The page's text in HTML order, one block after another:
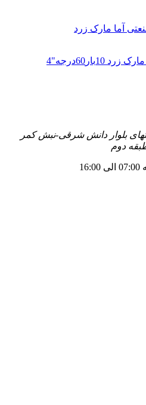
بلوار دانش شرقی-نبش کمر